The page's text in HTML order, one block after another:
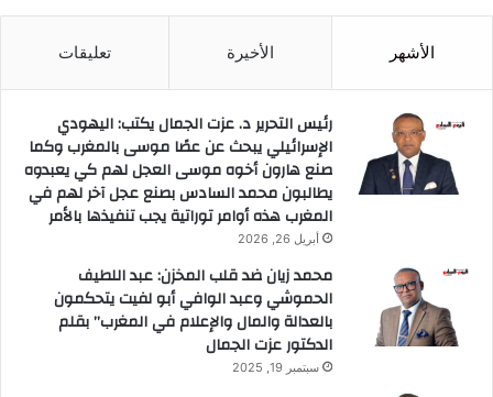
الأشهر الأخيرة تعليقات
رئيس التحرير د. عزت الجمال يكتب: اليهودي
الإسرائيلي يبحث عن عصًا موسى بالمغرب وكما
صنع هارون أخوه موسى العجل لهم كي يعبدوه
يطالبون محمد السادس بصنع عجل آخر لهم في
المغرب هذه أوامر توراتية يجب تنفيذها بالأمر
أبريل 26, 2026
محمد زيان ضد قلب المخزن: عبد اللطيف
الحموشي وعبد الوافي أبو لفيت يتحكمون
بالعدالة والمال والإعلام في المغرب” بقلم
الدكتور عزت الجمال
سبتمبر 19, 2025